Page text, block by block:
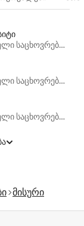
დასასვენებელი საცხოვრებლები
დასასვენებელი საცხოვრებლები
დასასვენებელი საცხოვრებლები
მისური